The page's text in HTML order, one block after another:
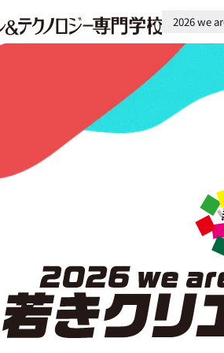
2026 we